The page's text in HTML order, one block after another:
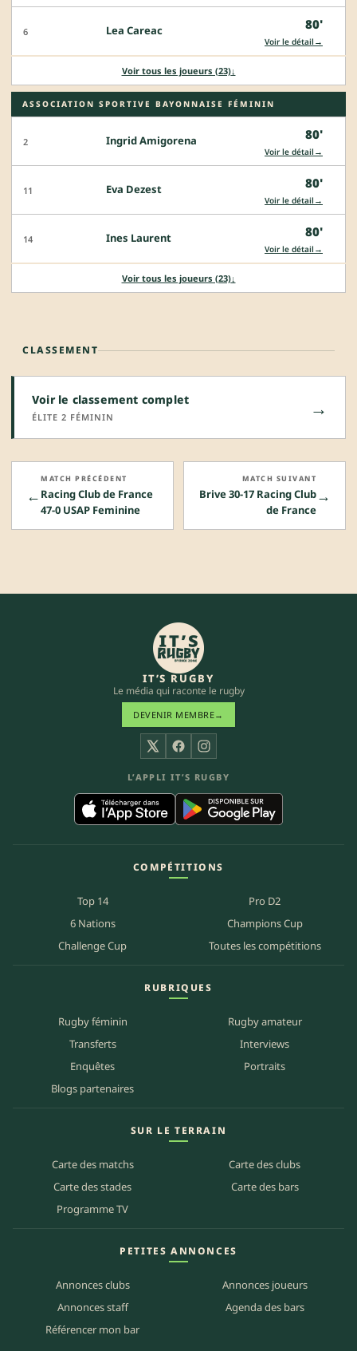
6 Lea Careac 80'
Voir le détail →
Voir tous les joueurs (23)↓
ASSOCIATION SPORTIVE BAYONNAISE FÉMININ
2 Ingrid Amigorena 80'
Voir le détail →
11 Eva Dezest 80'
Voir le détail →
14 Ines Laurent 80'
Voir le détail →
Voir tous les joueurs (23)↓
CLASSEMENT
Voir le classement complet
ÉLITE 2 FÉMININ →
←
MATCH PRÉCÉDENT
Racing Club de France
47-0 USAP Feminine
→
MATCH SUIVANT
Brive 30-17 Racing Club
de France
IT’S RUGBY
Le média qui raconte le rugby
DEVENIR MEMBRE→
X FacebookInstagram
L’APPLI IT’S RUGBY
COMPÉTITIONS
Top 14
Pro D2
6 Nations
Champions Cup
Challenge Cup
Toutes les compétitions
RUBRIQUES
Rugby féminin
Rugby amateur
Transferts
Interviews
Enquêtes
Portraits
Blogs partenaires
SUR LE TERRAIN
Carte des matchs
Carte des clubs
Carte des stades
Carte des bars
Programme TV
PETITES ANNONCES
Annonces clubs
Annonces joueurs
Annonces staff
Agenda des bars
Référencer mon bar